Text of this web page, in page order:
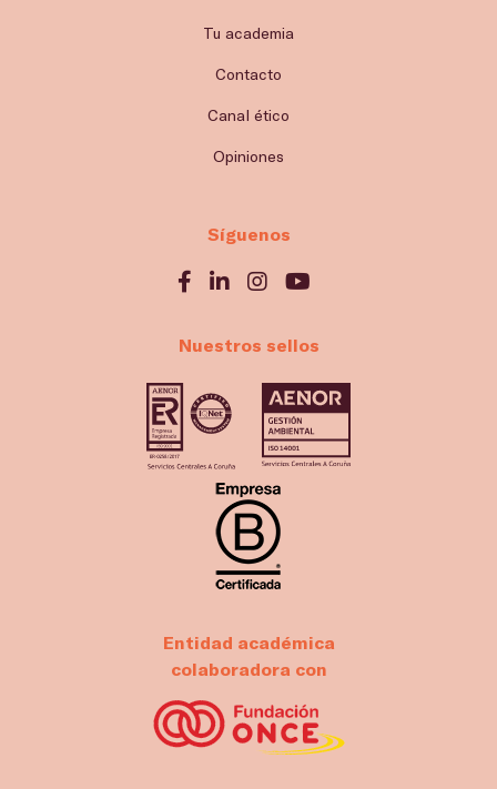
Tu academia
Contacto
Canal ético
Opiniones
Síguenos
Nuestros sellos
Entidad académica
colaboradora con